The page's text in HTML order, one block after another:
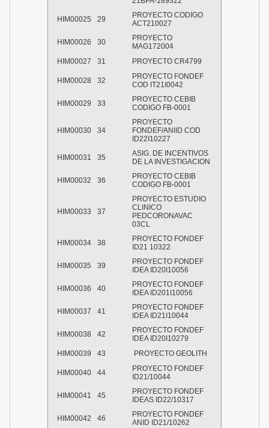
HIM00025 29
PROYECTO CODIGO
ACT210027
HIM00026 30
PROYECTO
MAG172004
HIM00027
31 PROYECTO CR4799
HIM00028 32
PROYECTO FONDEF
COD IT21I0042
HIM00029 33
PROYECTO CEBIB
CODIGO FB-0001
HIM00030 34
PROYECTO
FONDEF/ANIID COD
ID22I10227
HIM00031 35
ASIG. DE INCENTIVOS
DE LA INVESTIGACION
HIM00032 36
PROYECTO CEBIB
CODIGO FB-0001
HIM00033 37
PROYECTO ESTUDIO
CLINICO
PEDCORONAVAC
03CL
HIM00034 38
PROYECTO FONDEF
ID21 10322
HIM00035 39
PROYECTO FONDEF
IDEA ID20I10056
HIM00036 40
PROYECTO FONDEF
IDEA ID201I10056
HIM00037 41
PROYECTO FONDEF
IDEA ID21I10044
HIM00038 42
PROYECTO FONDEF
IDEA ID20I10279
HIM00039
43 PROYECTO GEOLITH
HIM00040 44
PROYECTO FONDEF
ID21/10044
HIM00041 45
PROYECTO FONDEF
IDEAS ID22/10317
HIM00042 46
PROYECTO FONDEF
ANID ID21/10262